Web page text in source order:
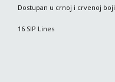
Dostupan u crnoj i crvenoj boji
16 SIP Lines